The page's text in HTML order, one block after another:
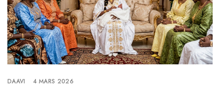
DAAVI 4 MARS 2026